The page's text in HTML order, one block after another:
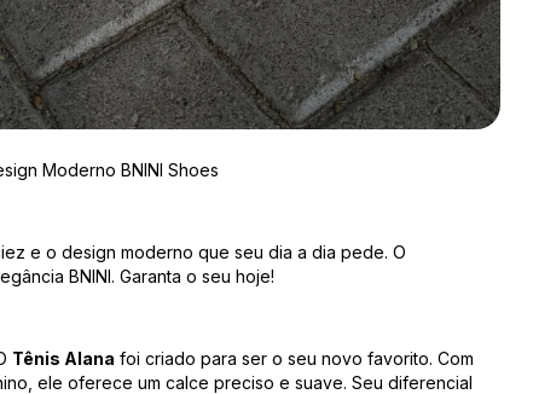
Moderno BNINI Shoes
e o design moderno que seu dia a dia pede. O
BNINI. Garanta o seu hoje!
Tênis Alana foi criado para ser o seu novo favorito. Com
ele oferece um calce preciso e suave. Seu diferencial